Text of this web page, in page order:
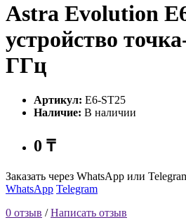
Astra Evolution
устройство
ГГц
Артикул: E6-ST25
Наличие: В наличии
0 ₸
Заказать через WhatsApp или
WhatsApp Telegram
0 отзыв /Написать отзыв